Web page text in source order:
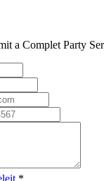
a Complet Party